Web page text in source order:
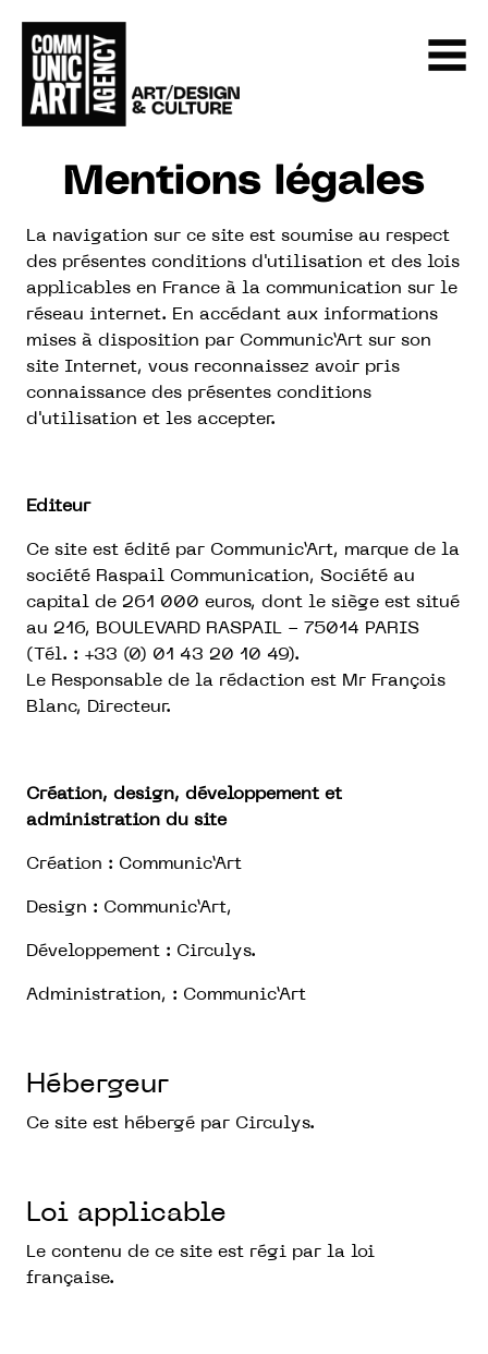
Mentions légales
La navigation sur ce site est soumise au respect
des présentes conditions d'utilisation et des lois
applicables en France à la communication sur le
réseau internet. En accédant aux informations
mises à disposition par Communic’Art sur son
site Internet, vous reconnaissez avoir pris
connaissance des présentes conditions
d'utilisation et les accepter.
Editeur
Ce site est édité par Communic’Art, marque de la
société Raspail Communication, Société au
capital de 261 000 euros, dont le siège est situé
au 216, BOULEVARD RASPAIL - 75014 PARIS
(Tél. : +33 (0) 01 43 20 10 49).
Le Responsable de la rédaction est Mr François
Blanc, Directeur.
Création, design, développement et
administration du site
Création : Communic’Art
Design : Communic’Art,
Développement : Circulys.
Administration, : Communic’Art
Hébergeur
Ce site est hébergé par Circulys.
Loi applicable
Le contenu de ce site est régi par la loi
française.